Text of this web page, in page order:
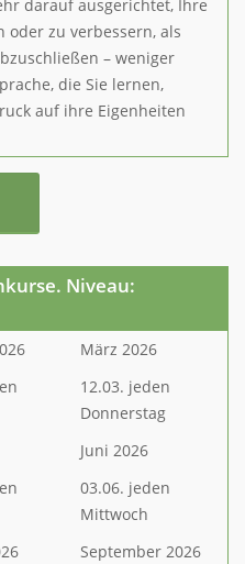
darauf ausgerichtet, Ihre
oder zu verbessern, als
– weniger
die Sie lernen,
auf ihre Eigenheiten
Niveau:
März 2026
12.03. jeden
Donnerstag
Juni 2026
03.06. jeden
Mittwoch
September 2026